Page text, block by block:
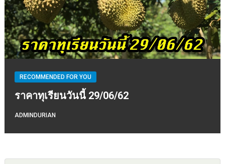
RECOMMENDED FOR YOU
ราคาทุเรียนวันนี้ 29/06/62
ADMINDURIAN